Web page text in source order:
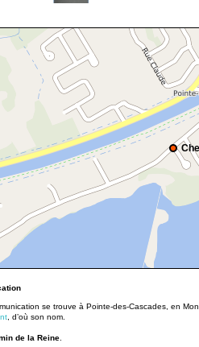
se trouve à Pointe-des-Cascades, en
, d’où son nom.
de la Reine